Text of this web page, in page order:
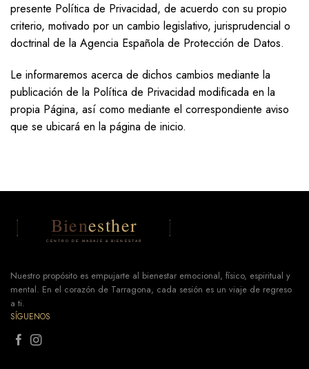
presente Política de Privacidad, de acuerdo con su propio
criterio, motivado por un cambio legislativo, jurisprudencial o
doctrinal de la Agencia Española de Protección de Datos.
Le informaremos acerca de dichos cambios mediante la
publicación de la Política de Privacidad modificada en la
propia Página, así como mediante el correspondiente aviso
que se ubicará en la página de inicio.
Nuestro propósito es empujarte al bienestar emocional, físico, espiritual y
mental. En el corazón de Tarragona, cada sesión es un viaje de regreso
a ti.
SÍGUENOS